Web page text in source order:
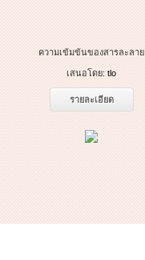
ความเข้มข้นของสารละลาย
เสนอโดย: tlo
รายละเอียด